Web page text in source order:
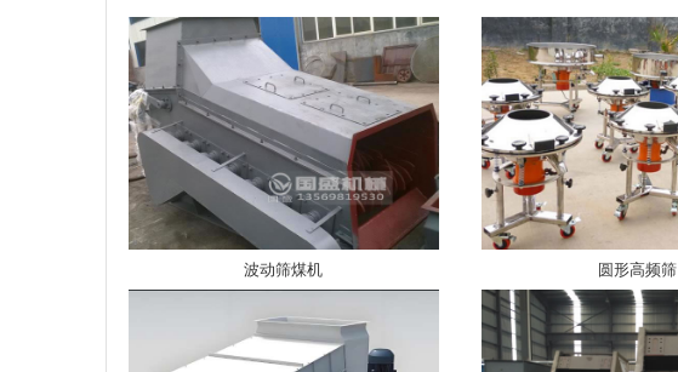
波动筛煤机 圆形高频筛